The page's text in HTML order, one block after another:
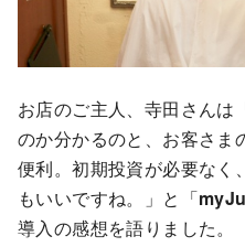
お店のご主人、寺田さんは
のか分かるのと、お客さま
便利。初期投資が必要なく
もいいですね。」と「
導入の感想を語りました。